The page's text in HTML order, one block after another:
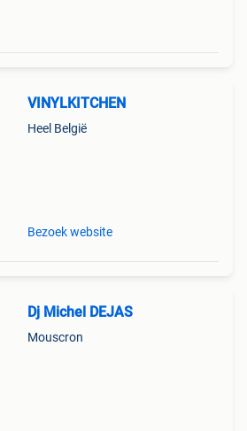
VINYLKITCHEN
Heel België
Bezoek website
Dj Michel DEJAS
Mouscron